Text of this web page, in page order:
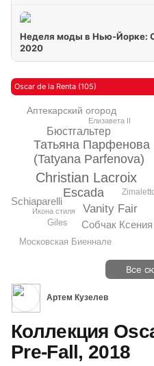
Неделя моды в Нью-Йорке:
2020
Oscar de la Renta (105)
Christian Lacroix
Escada
Татьяна Парфенова
(Tatyana Parfenova)
Vanity Fair
Бюстгальтер
Собчак Ксения
Schiaparelli
Аптекарский огород
Московская Биеннале
Giles
Икона стиля
Елизавета II
Все
Артем Кузелев
Коллекция
Pre-Fall, 2018